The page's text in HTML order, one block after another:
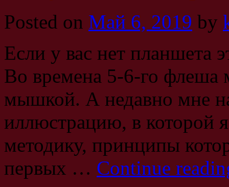
Posted on Май 6, 2019 by
Если у вас нет планшета
Во времена 5-6-го флеша
мышкой. А недавно мне
иллюстрацию, в которой
методику, принципы
первых … Continue